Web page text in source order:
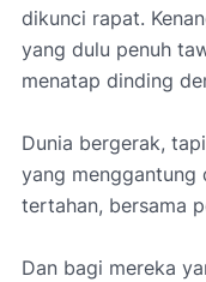
dikunci rapat.
yang dulu penuh
menatap dinding
Dunia bergerak,
yang menggantung
tertahan, bersama
Dan bagi mereka